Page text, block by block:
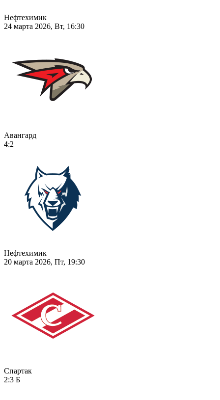
Нефтехимик
24 марта 2026, Вт, 16:30
Авангард
4:2
Нефтехимик
20 марта 2026, Пт, 19:30
Спартак
2:3 Б